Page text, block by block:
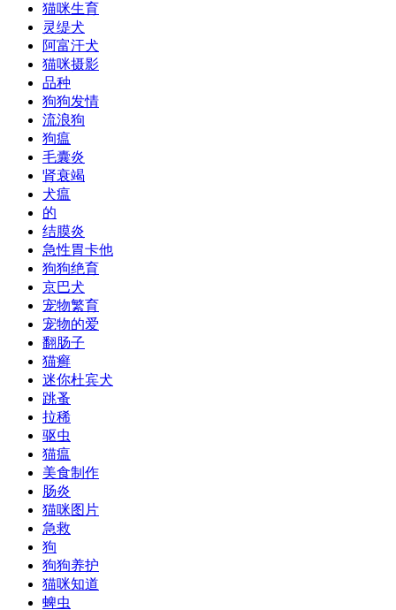
猫咪生育
灵缇犬
阿富汗犬
猫咪摄影
品种
狗狗发情
流浪狗
狗瘟
毛囊炎
肾衰竭
犬瘟
的
结膜炎
急性胃卡他
狗狗绝育
京巴犬
宠物繁育
宠物的爱
翻肠子
猫癣
迷你杜宾犬
跳蚤
拉稀
驱虫
猫瘟
美食制作
肠炎
猫咪图片
急救
狗
狗狗养护
猫咪知道
蜱虫